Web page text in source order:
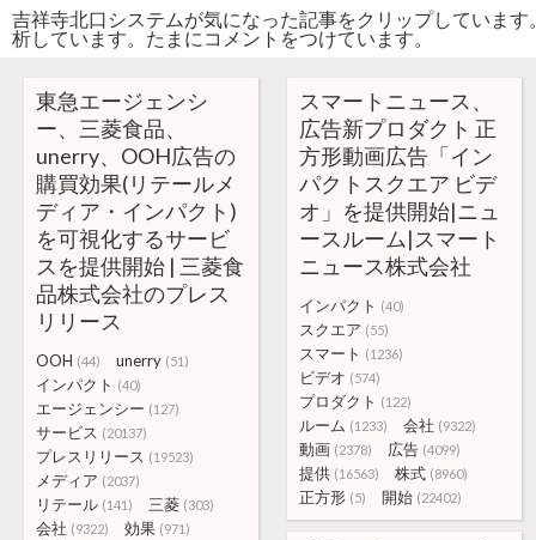
吉祥寺北口システムが気になった記事をクリップしていま
析しています。たまにコメントをつけています。
東急エージェンシ
ー、三菱食品、
unerry、OOH広告の
購買効果(リテールメ
ディア・インパクト)
を可視化するサービ
スを提供開始 | 三菱食
品株式会社のプレス
リリース
OOH (44) unerry (51)
インパクト (40)
エージェンシー (127)
サービス (20137)
プレスリリース (19523)
メディア (2037)
リテール (141) 三菱 (303)
会社 (9322) 効果 (971)
スマートニュース、
広告新プロダクト 正
方形動画広告「イン
パクトスクエア ビデ
オ」を提供開始|ニュ
ースルーム|スマート
ニュース株式会社
インパクト (40)
スクエア (55)
スマート (1236)
ビデオ (574)
プロダクト (122)
ルーム (1233) 会社 (9322)
動画 (2378) 広告 (4099)
提供 (16563) 株式 (8960)
正方形 (5) 開始 (22402)